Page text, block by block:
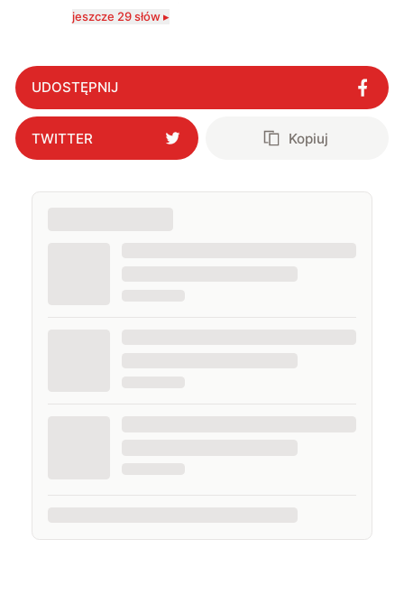
serio? Pisaniem o szeroko pojętej technice o zajmuję
i gram w gry :)
jeszcze 29 słów ▸
UDOSTĘPNIJ
TWITTER Kopiuj